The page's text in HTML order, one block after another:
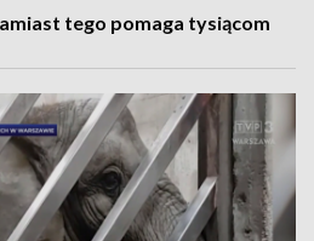
tego pomaga tysiącom